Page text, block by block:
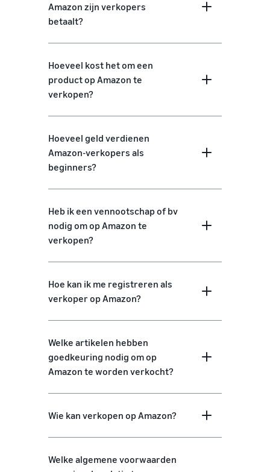
Amazon zijn verkopers
betaalt?
Hoeveel kost het om een
product op Amazon te
verkopen?
Hoeveel geld verdienen
Amazon-verkopers als
beginners?
Heb ik een vennootschap of bv
nodig om op Amazon te
verkopen?
Hoe kan ik me registreren als
verkoper op Amazon?
Welke artikelen hebben
goedkeuring nodig om op
Amazon te worden verkocht?
Wie kan verkopen op Amazon?
Welke algemene voorwaarden